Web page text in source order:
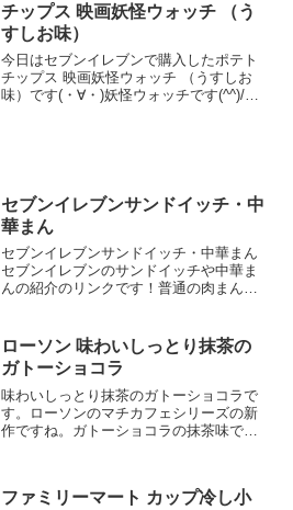
チップス 映画妖怪ウォッチ （う
すしお味）
今日はセブンイレブンで購入したポテト
チップス 映画妖怪ウォッチ （うすしお
味）です(・∀・)妖怪ウォッチです(^^)/今
セブンイレブンサンドイッチ・中
華まん
セブンイレブンサンドイッチ・中華まん
セブンイレブンのサンドイッチや中華ま
んの紹介のリンクです！普通の肉まん
すよ。是非ご覧ください。
ローソン 味わいしっとり抹茶の
ガトーショコラ
味わいしっとり抹茶のガトーショコラで
す。ローソンのマチカフェシリーズの新
作ですね。ガトーショコラの抹茶味です
形しています。カロリーは...
ファミリーマート カップ冷し小